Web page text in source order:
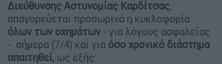
Διεύθυνσης Αστυνομίας Καρδίτσας,
απαγορεύεται προσωρινά η κυκλοφορία
όλων των οχημάτων - για λόγους ασφαλείας
- σήμερα (7/4) και για όσο χρονικό διάστημα
απαιτηθεί, ως εξής: